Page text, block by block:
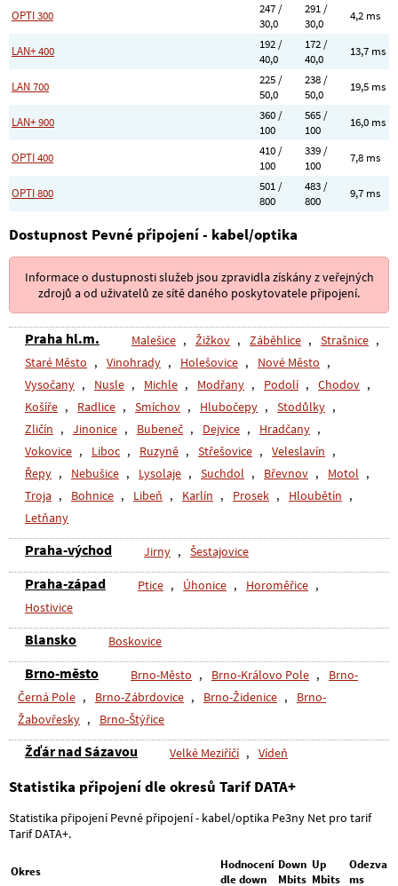
OPTI 300
247 /
30,0
291 /
30,0
4,2 ms
LAN+ 400
192 /
40,0
172 /
40,0
13,7 ms
LAN 700
225 /
50,0
238 /
50,0
19,5 ms
LAN+ 900
360 /
100
565 /
100
16,0 ms
OPTI 400
410 /
100
339 /
100
7,8 ms
OPTI 800
501 /
800
483 /
800
9,7 ms
Dostupnost Pevné připojení - kabel/optika
Informace o dustupnosti služeb jsou zpravidla získány z veřejných
zdrojů a od uživatelů ze sítě daného poskytovatele připojení.
Praha hl.m. Malešice , Žižkov , Záběhlice , Strašnice ,
Staré Město , Vinohrady , Holešovice , Nové Město ,
Vysočany , Nusle , Michle , Modřany , Podolí , Chodov ,
Košíře , Radlice , Smíchov , Hlubočepy , Stodůlky ,
Zličín , Jinonice , Bubeneč , Dejvice , Hradčany ,
Vokovice , Liboc , Ruzyně , Střešovice , Veleslavín ,
Řepy , Nebušice , Lysolaje , Suchdol , Břevnov , Motol ,
Troja , Bohnice , Libeň , Karlín , Prosek , Hloubětín ,
Letňany
Praha-východ Jirny , Šestajovice
Praha-západ Ptice , Úhonice , Horoměřice ,
Hostivice
Blansko Boskovice
Brno-město Brno-Město , Brno-Královo Pole ,
Brno-
Černá Pole , Brno-Zábrdovice , Brno-Židenice ,
Brno-
Žabovřesky , Brno-Štýřice
Žďár nad Sázavou Velké Meziříčí , Vídeň
Statistika připojení dle okresů Tarif DATA+
Statistika připojení Pevné připojení - kabel/optika Pe3ny Net pro tarif
Tarif DATA+.
Okres
Hodnocení
dle down
Down
Mbits
Up
Mbits
Odezva
ms